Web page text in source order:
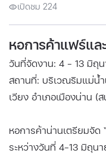
เปิดชม 224
หอการค้าแฟร์แล
วันที่จัดงาน: 4 - 13 มิถุ
สถานที่: บริเวณริมแม่น้
เวียง อำเภอเมืองน่าน (
หอการค้าน่านเตรียมจัด
ระหว่างวันที่ 4-13 มิถุ